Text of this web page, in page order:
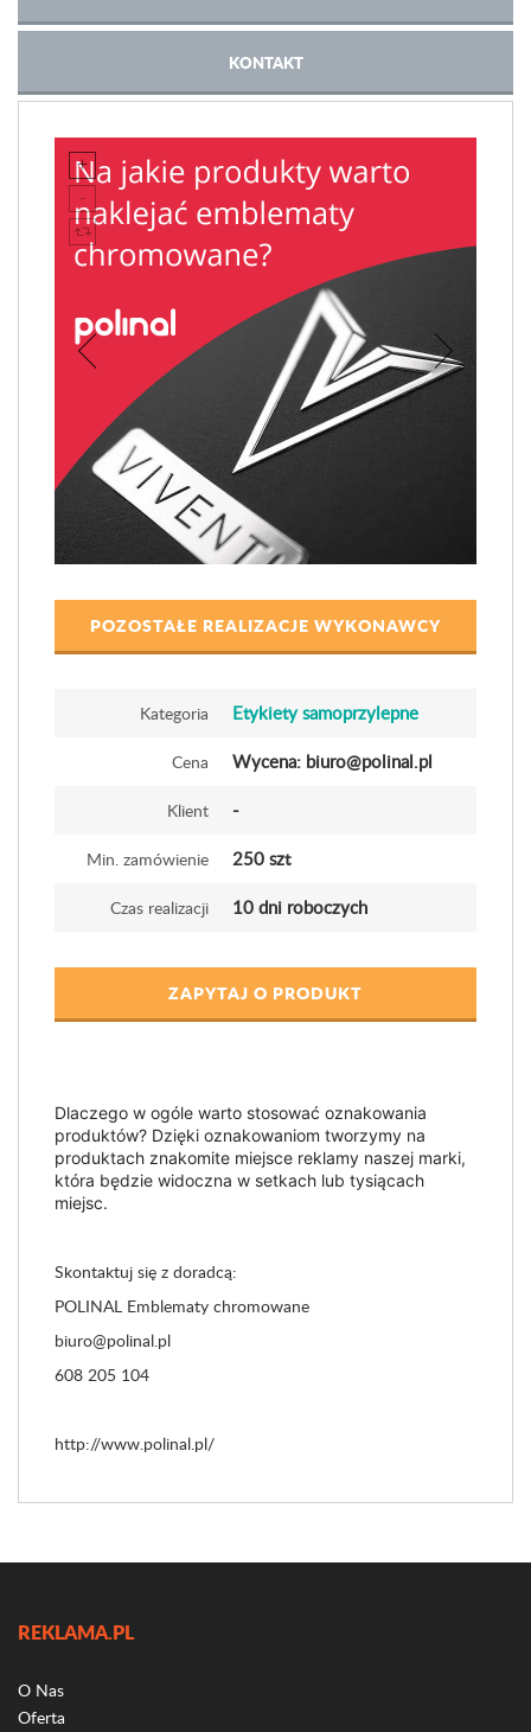
KONTAKT
POZOSTAŁE REALIZACJE WYKONAWCY
Kategoria Etykiety samoprzylepne
Cena Wycena: biuro@polinal.pl
Klient -
Min. zamówienie 250 szt
Czas realizacji 10 dni roboczych
ZAPYTAJ O PRODUKT
Dlaczego w ogóle warto stosować oznakowania
produktów? Dzięki oznakowaniom tworzymy na
produktach znakomite miejsce reklamy naszej marki,
która będzie widoczna w setkach lub tysiącach
miejsc.
Skontaktuj się z doradcą:
POLINAL Emblematy chromowane
biuro@polinal.pl
608 205 104
http://www.polinal.pl/
REKLAMA.PL
O Nas
Oferta